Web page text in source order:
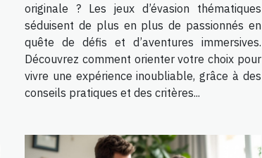
originale ? Les jeux d’évasion thématiques
séduisent de plus en plus de passionnés en
quête de défis et d’aventures immersives.
Découvrez comment orienter votre choix pour
vivre une expérience inoubliable, grâce à des
conseils pratiques et des critères...